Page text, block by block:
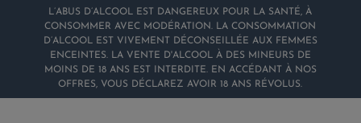
L’ABUS D’ALCOOL EST DANGEREUX POUR LA SANTÉ, À
CONSOMMER AVEC MODÉRATION. LA CONSOMMATION
D’ALCOOL EST VIVEMENT DÉCONSEILLÉE AUX FEMMES
ENCEINTES. LA VENTE D'ALCOOL À DES MINEURS DE
MOINS DE 18 ANS EST INTERDITE. EN ACCÉDANT À NOS
OFFRES, VOUS DÉCLAREZ AVOIR 18 ANS RÉVOLUS.